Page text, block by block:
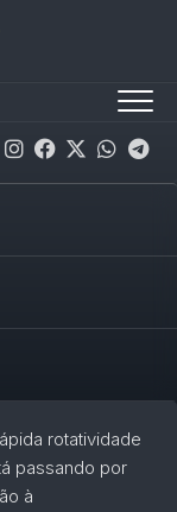
na
rotatividade
passando por
à